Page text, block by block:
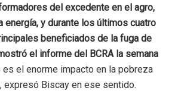
del excedente en el agro,
energía, y durante los últimos cuatro
beneficiados de la fuga de
el informe del BCRA la semana
es el enorme impacto en la pobreza
expresó Biscay en ese sentido.